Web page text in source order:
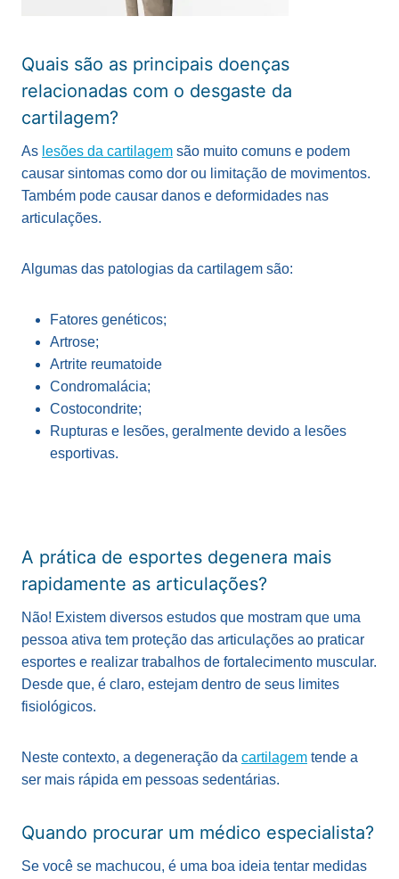
Quais são as principais doenças
relacionadas com o desgaste da
cartilagem?
As lesões da cartilagem são muito comuns e podem
causar sintomas como dor ou limitação de movimentos.
Também pode causar danos e deformidades nas
articulações.
Algumas das patologias da cartilagem são:
Fatores genéticos;
Artrose;
Artrite reumatoide
Condromalácia;
Costocondrite;
Rupturas e lesões, geralmente devido a lesões
esportivas.
A prática de esportes degenera mais
rapidamente as articulações?
Não! Existem diversos estudos que mostram que uma
pessoa ativa tem proteção das articulações ao praticar
esportes e realizar trabalhos de fortalecimento muscular.
Desde que, é claro, estejam dentro de seus limites
fisiológicos.
Neste contexto, a degeneração da cartilagem tende a
ser mais rápida em pessoas sedentárias.
Quando procurar um médico especialista?
Se você se machucou, é uma boa ideia tentar medidas